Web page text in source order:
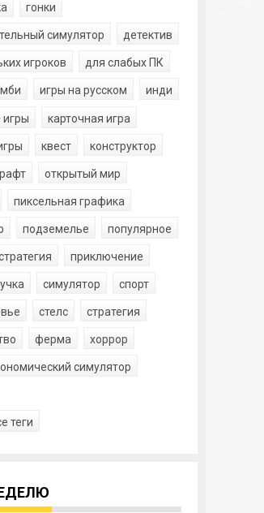
гонки
симулятор детектив
игроков для слабых ПК
игры на русском инди
игры карточная игра
квест конструктор
открытый мир
пиксельная графика
подземелье популярное
приключение
симулятор спорт
стелс стратегия
ферма хоррор
симулятор
теги